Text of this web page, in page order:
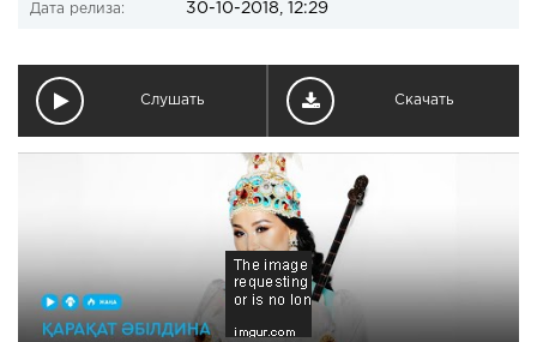
Дата релиза: 30-10-2018, 12:29
Слушать Скачать